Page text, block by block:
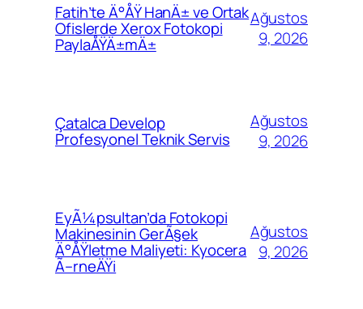
Fatih’te Ä°ÅŸ HanÄ± ve Ortak
Ofislerde Xerox Fotokopi
PaylaÅŸÄ±mÄ±
Ağustos
9, 2026
Çatalca Develop
Profesyonel Teknik Servis
Ağustos
9, 2026
EyÃ¼psultan’da Fotokopi
Makinesinin GerÃ§ek
Ä°ÅŸletme Maliyeti: Kyocera
Ã–rneÄŸi
Ağustos
9, 2026